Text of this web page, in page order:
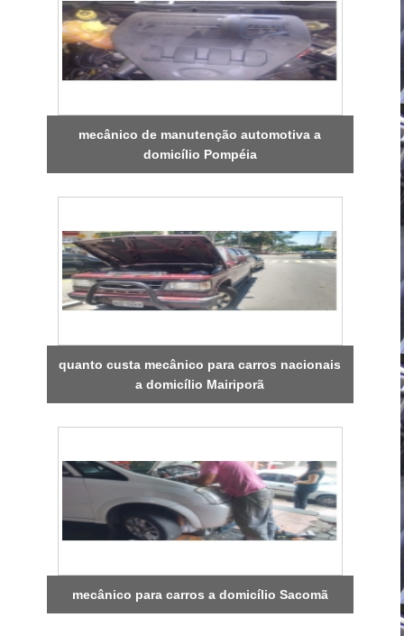
mecânico de manutenção automotiva a
domicílio Pompéia
quanto custa mecânico para carros nacionais
a domicílio Mairiporã
mecânico para carros a domicílio Sacomã